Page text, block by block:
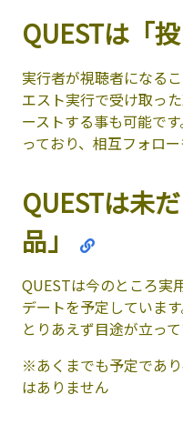
QUESTは「投
実行者が視聴者になる
エスト実行で受け取っ
ーストする事も可能で
っており、相互フォロー
QUESTは未
品」
QUESTは今のところ実
デートを予定していま
とりあえず目途が立っ
※あくまでも予定であ
はありません